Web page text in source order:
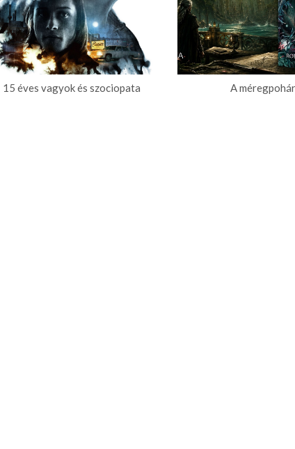
15 éves vagyok és szociopata A méregpohár